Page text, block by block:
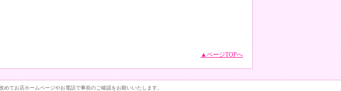
▲ページTOPへ
てお店ホームページやお電話で事前のご確認をお願いいたします。